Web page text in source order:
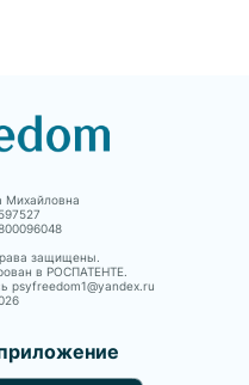
Михайловна
защищены.
в РОСПАТЕНТЕ.
psyfreedom1@yandex.ru